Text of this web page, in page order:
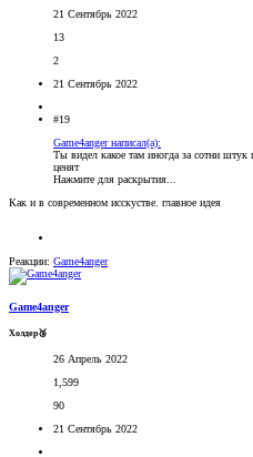
21 Сентябрь 2022
13
2
21 Сентябрь 2022
#19
Game4anger написал(а):
Ты видел какое там иногда за сотни штук
ценят
Нажмите для раскрытия...
Как и в современном исскустве. главное идея
Реакции: Game4anger
Game4anger
Холдер🥉
26 Апрель 2022
1,599
90
21 Сентябрь 2022